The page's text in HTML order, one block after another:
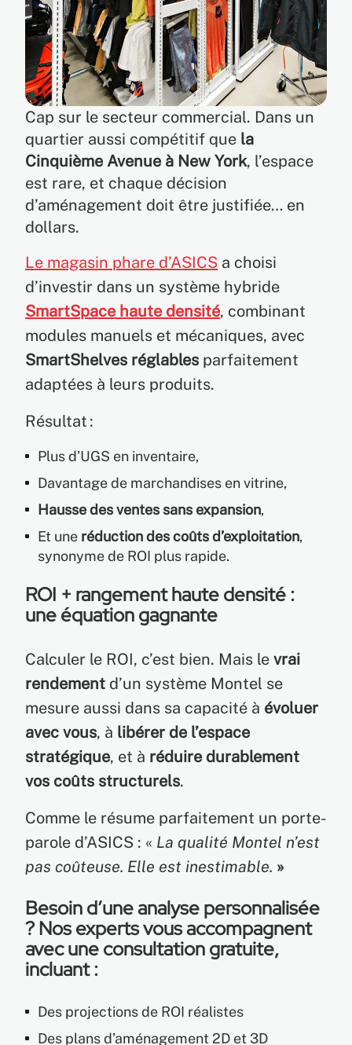
Cap sur le secteur commercial. Dans un
quartier aussi compétitif que la
Cinquième Avenue à New York, l’espace
est rare, et chaque décision
d’aménagement doit être justifiée… en
dollars.
Le magasin phare d’ASICS a choisi
d’investir dans un système hybride
SmartSpace haute densité, combinant
modules manuels et mécaniques, avec
SmartShelves réglables parfaitement
adaptées à leurs produits.
Résultat :
Plus d’UGS en inventaire,
Davantage de marchandises en vitrine,
Hausse des ventes sans expansion,
Et une réduction des coûts d’exploitation,
synonyme de ROI plus rapide.
ROI + rangement haute densité :
une équation gagnante
Calculer le ROI, c’est bien. Mais le vrai
rendement d’un système Montel se
mesure aussi dans sa capacité à évoluer
avec vous, à libérer de l’espace
stratégique, et à réduire durablement
vos coûts structurels.
Comme le résume parfaitement un porte-
parole d’ASICS : « La qualité Montel n’est
pas coûteuse. Elle est inestimable. »
Besoin d’une analyse personnalisée
?Nos experts vous accompagnent
avec uneconsultation gratuite,
incluant :
Des projections de ROI réalistes
Des plans d’aménagement 2D et 3D